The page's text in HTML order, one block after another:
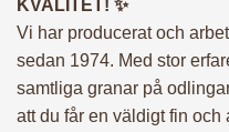
minuter kvar till leverans.
SNABBT, ENKELT,
KVALITET! ✨
Vi har producerat och
sedan 1974. Med stor
samtliga granar på
att du får en väldigt fin